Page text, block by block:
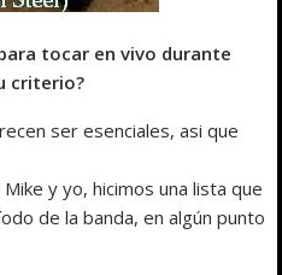
tocar en vivo durante
criterio?
ser esenciales, asi que
y yo, hicimos una lista que
de la banda, en algún punto